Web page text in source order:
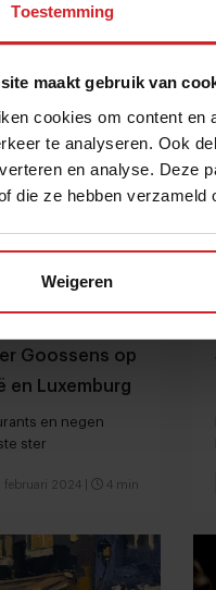
Toestemming
maakt gebruik van
cookies om content en
te analyseren. Ook
en analyse. Deze
die ze hebben
Weigeren
Goossens op
en Luxemburg
en negen
ster
februari 2024 4 min